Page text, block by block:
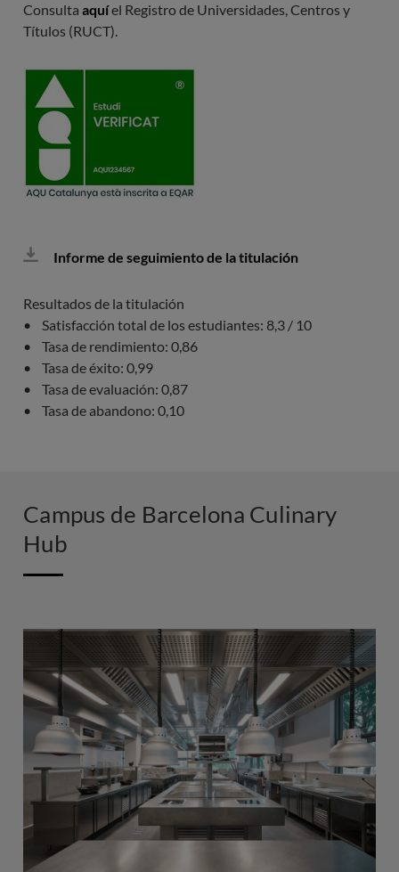
Consulta aquíel Registro de Universidades, Centros y
Títulos (RUCT).
Imagen
Informe de seguimiento de la titulación
Resultados de la titulación
• Satisfacción total de los estudiantes: 8,3 / 10
• Tasa de rendimiento: 0,86
• Tasa de éxito: 0,99
• Tasa de evaluación: 0,87
• Tasa de abandono: 0,10
Campus de Barcelona Culinary
Hub